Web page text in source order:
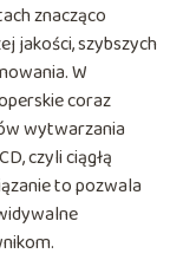
znacząco
jakości, szybszych
W
coraz
wytwarzania
czyli ciągłą
to pozwala